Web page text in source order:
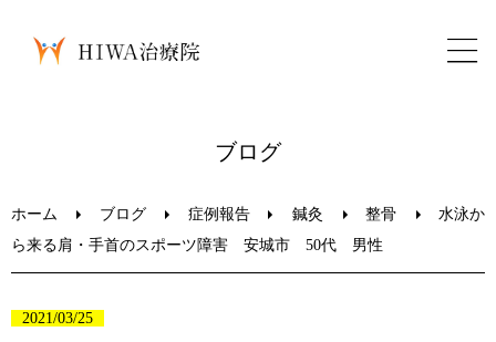
ブログ
ホーム ブログ 症例報告 鍼灸 整骨
水泳か
ら来る肩・手首のスポーツ障害 安城市 50代 男性
2021/03/25